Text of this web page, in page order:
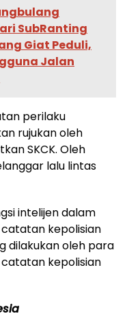
SubRanting
Giat Peduli,
Jalan
perilaku
rujukan oleh
SKCK. Oleh
lalu lintas
intelijen dalam
kepolisian
dilakukan oleh para
kepolisian